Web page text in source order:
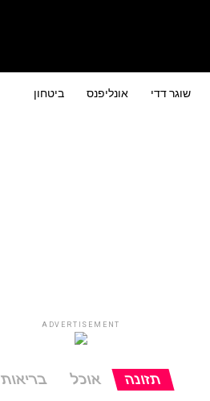
שוגר דדי אונליפנס ביטחון
ADVERTISEMENT
תזונה אוכל בריאות